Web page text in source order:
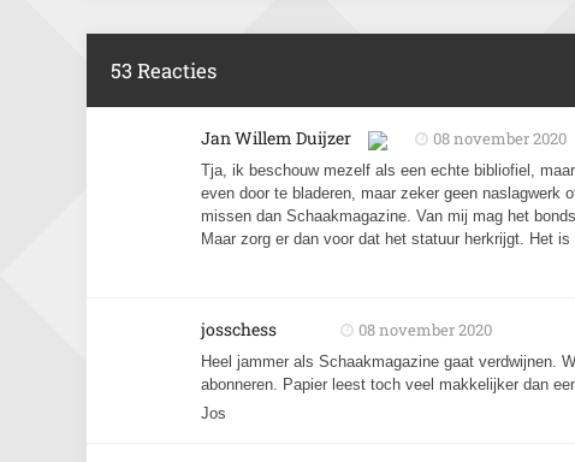
53 Reacties
Jan Willem Duijzer 08 november 2020
Tja, ik beschouw mezelf als een echte bibliofiel,
even door te bladeren, maar zeker geen naslagwerk
missen dan Schaakmagazine. Van mij mag het
Maar zorg er dan voor dat het statuur herkrijgt. Het
josschess 08 november 2020
Heel jammer als Schaakmagazine gaat verdwijnen.
abonneren. Papier leest toch veel makkelijker dan
Jos